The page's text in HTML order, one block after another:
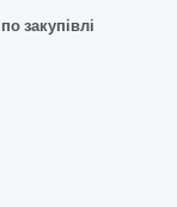
закупівлі